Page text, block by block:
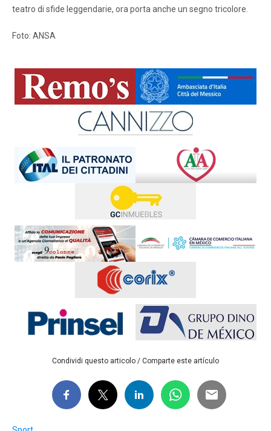
teatro di sfide leggendarie, ora porta anche un segno tricolore.
Foto: ANSA
Condividi questo articolo / Comparte este artículo